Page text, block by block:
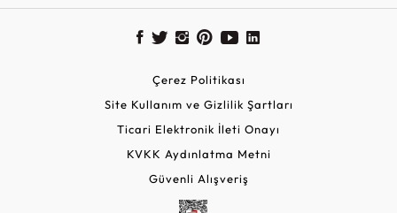
Çerez Politikası
Site Kullanım ve Gizlilik Şartları
Ticari Elektronik İleti Onayı
KVKK Aydınlatma Metni
Güvenli Alışveriş